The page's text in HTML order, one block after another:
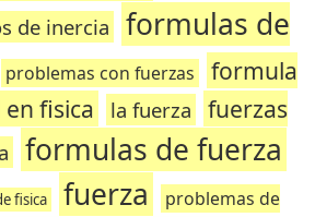
de inercia
formulas de
problemas con fuerzas
formula
fisica
la fuerza
fuerzas
formulas de fuerza
fisica fuerza
problemas de